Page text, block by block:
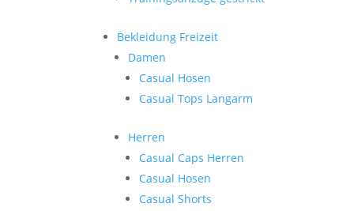
Bekleidung Freizeit
Damen
Casual Hosen
Casual Tops Langarm
Herren
Casual Caps Herren
Casual Hosen
Casual Shorts